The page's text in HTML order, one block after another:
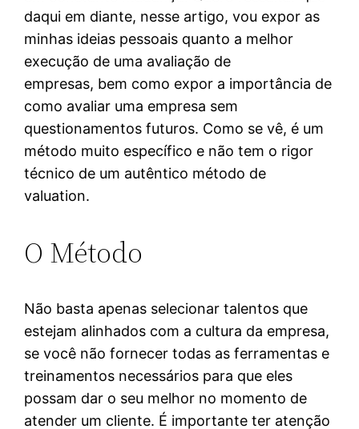
daqui em diante, nesse artigo, vou expor as
minhas ideias pessoais quanto a melhor
execução de uma avaliação de
empresas, bem como expor a importância de
como avaliar uma empresa sem
questionamentos futuros. Como se vê, é um
método muito específico e não tem o rigor
técnico de um autêntico método de
valuation.
O Método
Não basta apenas selecionar talentos que
estejam alinhados com a cultura da empresa,
se você não fornecer todas as ferramentas e
treinamentos necessários para que eles
possam dar o seu melhor no momento de
atender um cliente. É importante ter atenção